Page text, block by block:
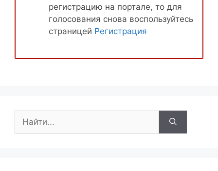
регистрацию на портале, то для
голосования снова воспользуйтесь
страницей Регистрация